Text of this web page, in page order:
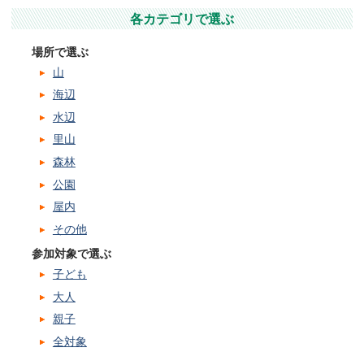
各カテゴリで選ぶ
場所で選ぶ
山
海辺
水辺
里山
森林
公園
屋内
その他
参加対象で選ぶ
子ども
大人
親子
全対象